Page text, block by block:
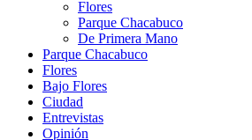
Flores
Parque Chacabuco
De Primera Mano
Parque Chacabuco
Flores
Bajo Flores
Ciudad
Entrevistas
Opinión